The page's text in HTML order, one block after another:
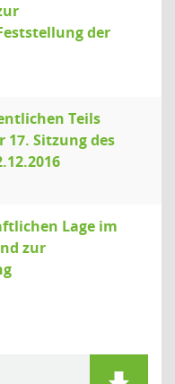
der
Teils
Sitzung des
Lage im
zur